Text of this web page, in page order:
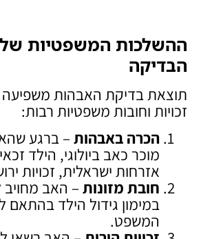
ההשלכות המשפטיות
הבדיקה
תוצאת בדיקת האבהות משפיעה
זכויות וחובות משפטיות רבות:
הכרה באבהות – ברגע
מוכר כאב ביולוגי, הילד
אזרחות ישראלית, זכויות
חובת מזונות – האב
במימון גידול הילד
המשפט.